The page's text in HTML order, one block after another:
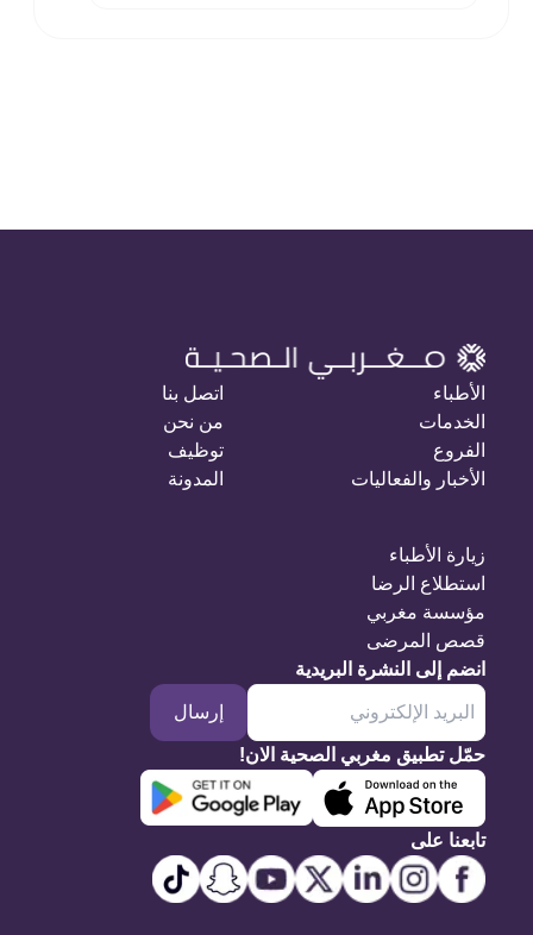
الأطباء
الخدمات
الفروع
الأخبار والفعاليات
اتصل بنا
من نحن
توظيف
المدونة
زيارة الأطباء
استطلاع الرضا
مؤسسة مغربي
قصص المرضى
انضم إلى النشرة البريدية
إرسال
حمّل تطبيق مغربي الصحية الان!
تابعنا على